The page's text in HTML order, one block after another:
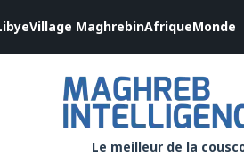
Village MaghrebinAfriqueMonde
Le meilleur de la